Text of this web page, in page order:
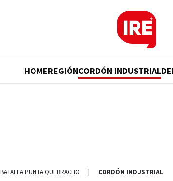
HOMEREGIÓNCORDÓN INDUSTRIAL
BATALLA PUNTA QUEBRACHO | CORDÓN INDUSTRIAL